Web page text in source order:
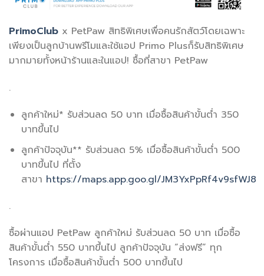
PrimoClub x PetPaw สิทธิพิเศษเพื่อคนรักสัตว์โดยเฉพาะ
เพียงเป็นลูกบ้านพรีโมและใช้แอป Primo Plusก็รับสิทธิพิเศษ
มากมายทั้งหน้าร้านและในแอป! ซื้อที่สาขา PetPaw
.
ลูกค้าใหม่* รับส่วนลด 50 บาท เมื่อซื้อสินค้าขั้นต่ำ 350
บาทขึ้นไป
ลูกค้าปัจจุบัน** รับส่วนลด 5% เมื่อซื้อสินค้าขั้นต่ำ 500
บาทขึ้นไป ที่ตั้ง
สาขา https://maps.app.goo.gl/JM3YxPpRf4v9sfWJ8
.
ซื้อผ่านแอป PetPaw ลูกค้าใหม่ รับส่วนลด 50 บาท เมื่อซื้อ
สินค้าขั้นต่ำ 550 บาทขึ้นไป ลูกค้าปัจจุบัน “ส่งฟรี” ทุก
โครงการ เมื่อซื้อสินค้าขั้นต่ำ 500 บาทขึ้นไป